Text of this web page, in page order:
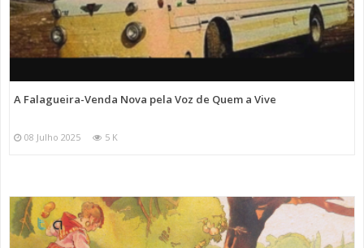
A Falagueira-Venda Nova pela Voz de Quem a Vive
08 Julho 2025 5 K